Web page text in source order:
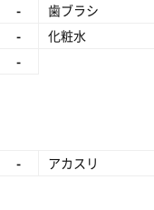
- 歯ブラシ
- 化粧水
-
- アカスリ